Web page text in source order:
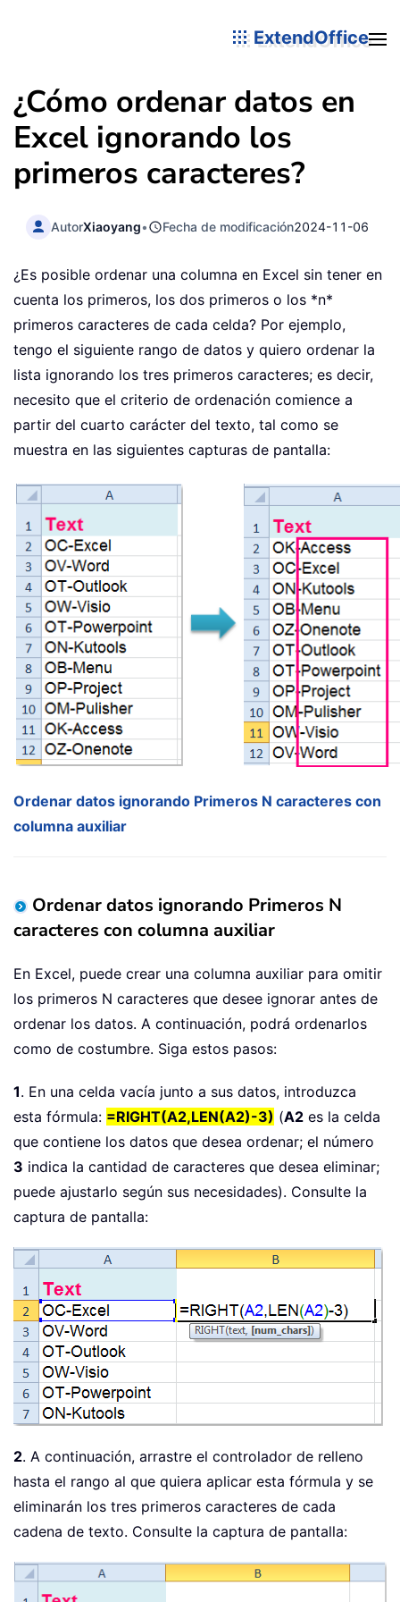
ExtendOffice
¿Cómo ordenar datos en
Excel ignorando los
primeros caracteres?
AutorXiaoyang• Fecha de modificación2024-11-06
¿Es posible ordenar una columna en Excel sin tener en
cuenta los primeros, los dos primeros o los *n*
primeros caracteres de cada celda? Por ejemplo,
tengo el siguiente rango de datos y quiero ordenar la
lista ignorando los tres primeros caracteres; es decir,
necesito que el criterio de ordenación comience a
partir del cuarto carácter del texto, tal como se
muestra en las siguientes capturas de pantalla:
Ordenar datos ignorando Primeros N caracteres con
columna auxiliar
Ordenar datos ignorando Primeros N
caracteres con columna auxiliar
En Excel, puede crear una columna auxiliar para omitir
los primeros N caracteres que desee ignorar antes de
ordenar los datos. A continuación, podrá ordenarlos
como de costumbre. Siga estos pasos:
1. En una celda vacía junto a sus datos, introduzca
esta fórmula: =RIGHT(A2,LEN(A2)-3) (A2 es la celda
que contiene los datos que desea ordenar; el número
3 indica la cantidad de caracteres que desea eliminar;
puede ajustarlo según sus necesidades). Consulte la
captura de pantalla:
2. A continuación, arrastre el controlador de relleno
hasta el rango al que quiera aplicar esta fórmula y se
eliminarán los tres primeros caracteres de cada
cadena de texto. Consulte la captura de pantalla: